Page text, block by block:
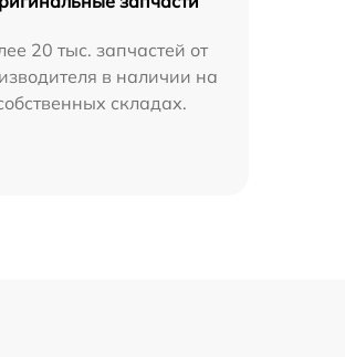
20 тыс. запчастей от
в наличии на
складах.